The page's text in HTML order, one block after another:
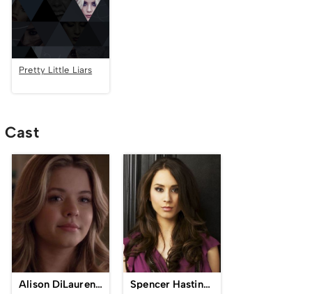
Pretty Little Liars
Cast
Alison DiLaurentis Spencer Hastings